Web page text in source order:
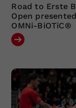
Road to Erste
Open
OMNi-BiOTiC®